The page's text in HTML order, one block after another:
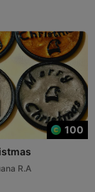
100
R.A